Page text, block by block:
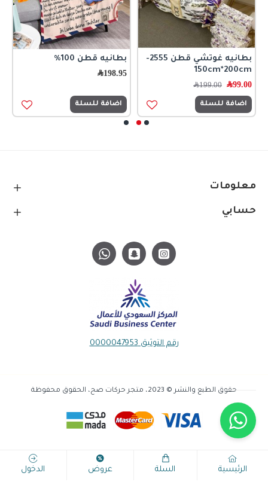
بطانيه غوتشي قطن 2555-
150cm*200cm
99.00﷼ 199.00﷼
اضافة للسلة
بطانيه قطن 100%
198.95﷼
اضافة للسلة
معلومات
حسابي
رقم التوثيق 0000047953
حقوق الطبع والنشر © 2023، متجر حركات صح، الحقوق محفوظة
الرئيسية السلة عروض الدخول